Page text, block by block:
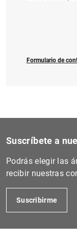
Formulario de
Suscríbete a
Podrás elegir las
recibir nuestras
Suscribirme